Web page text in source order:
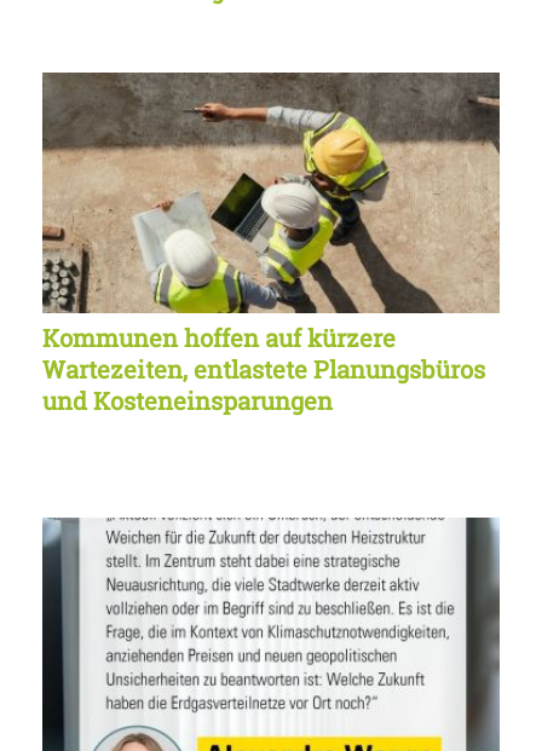
Kommunen hoffen auf kürzere
Wartezeiten, entlastete Planungsbüros
und Kosteneinsparungen